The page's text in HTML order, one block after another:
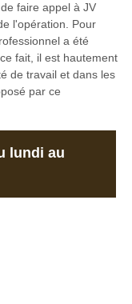
faire appel à JV
l'opération. Pour
a été
fait, il est hautement
de travail et dans les
par ce
lundi au